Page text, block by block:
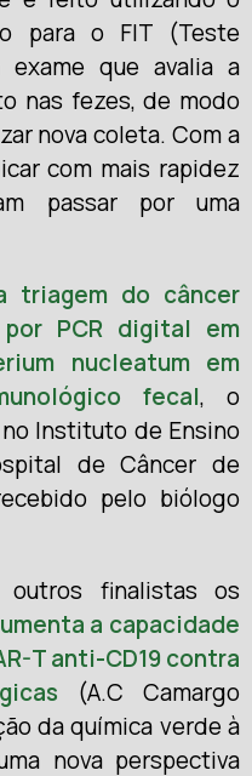
para o FIT (Teste
exame que avalia a
nas fezes, de modo
nova coleta. Com a
com mais rapidez
passar por uma
triagem do câncer
PCR digital em
nucleatum em
fecal, o
Instituto de Ensino
de Câncer de
pelo biólogo
finalistas os
a capacidade
T anti-CD19 contra
(A.C Camargo
da química verde à
nova perspectiva